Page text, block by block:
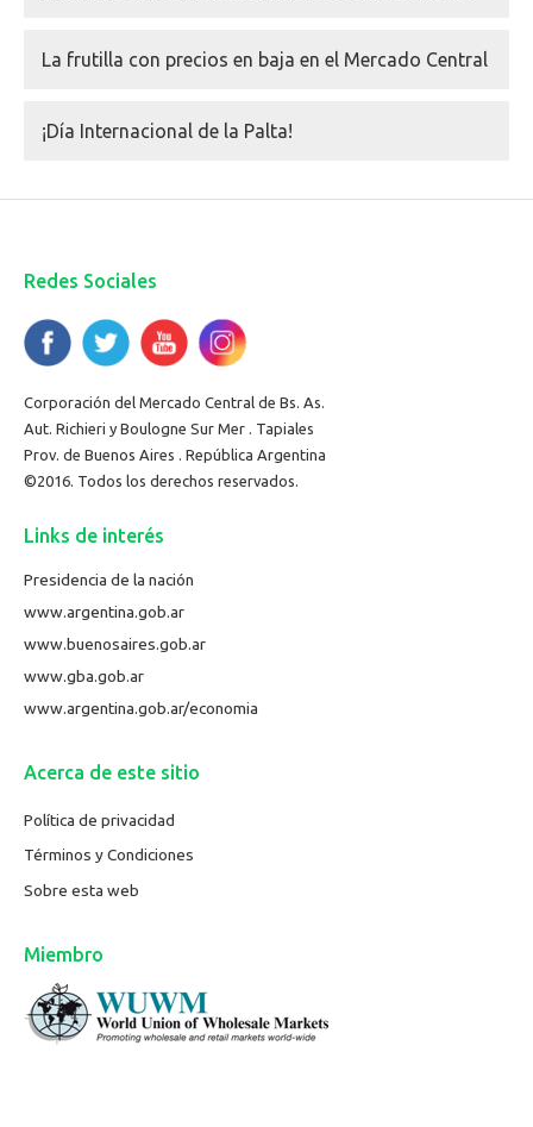
La frutilla con precios en baja en el Mercado Central
¡Día Internacional de la Palta!
Redes Sociales
Corporación del Mercado Central de Bs. As.
Aut. Richieri y Boulogne Sur Mer . Tapiales
Prov. de Buenos Aires . República Argentina
©2016. Todos los derechos reservados.
Links de interés
Presidencia de la nación
www.argentina.gob.ar
www.buenosaires.gob.ar
www.gba.gob.ar
www.argentina.gob.ar/economia
Acerca de este sitio
Política de privacidad
Términos y Condiciones
Sobre esta web
Miembro